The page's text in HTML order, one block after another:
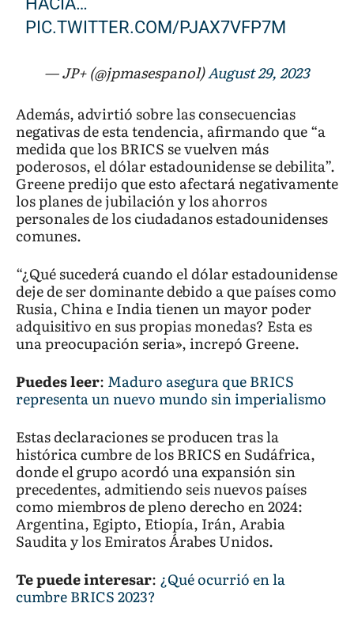
PIC.TWITTER.COM/PJAX7VFP7M
— JP+ (@jpmasespanol)August 29, 2023
Además, advirtió sobre las consecuencias
negativas de esta tendencia, afirmando que “a
medida que los BRICS se vuelven más
poderosos, el dólar estadounidense se debilita”.
Greene predijo que esto afectará negativamente
los planes de jubilación y los ahorros
personales de los ciudadanos estadounidenses
comunes.
“¿Qué sucederá cuando el dólar estadounidense
deje de ser dominante debido a que países como
Rusia, China e India tienen un mayor poder
adquisitivo en sus propias monedas? Esta es
una preocupación seria», increpó Greene.
Puedes leer: Maduro asegura que BRICS
representa un nuevo mundo sin imperialismo
Estas declaraciones se producen tras la
histórica cumbre de los BRICS en Sudáfrica,
donde el grupo acordó una expansión sin
precedentes, admitiendo seis nuevos países
como miembros de pleno derecho en 2024:
Argentina, Egipto, Etiopía, Irán, Arabia
Saudita y los Emiratos Árabes Unidos.
Te puede interesar: ¿Qué ocurrió en la
cumbre BRICS 2023?